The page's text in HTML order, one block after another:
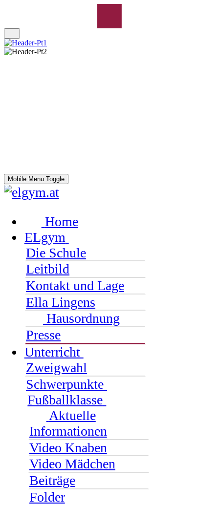
Mobile Menu Toggle
Home
ELgym
Die Schule
Leitbild
Kontakt und Lage
Ella Lingens
Hausordnung
Presse
Unterricht
Zweigwahl
Schwerpunkte
Fußballklasse
Aktuelle
Informationen
Video Knaben
Video Mädchen
Beiträge
Folder